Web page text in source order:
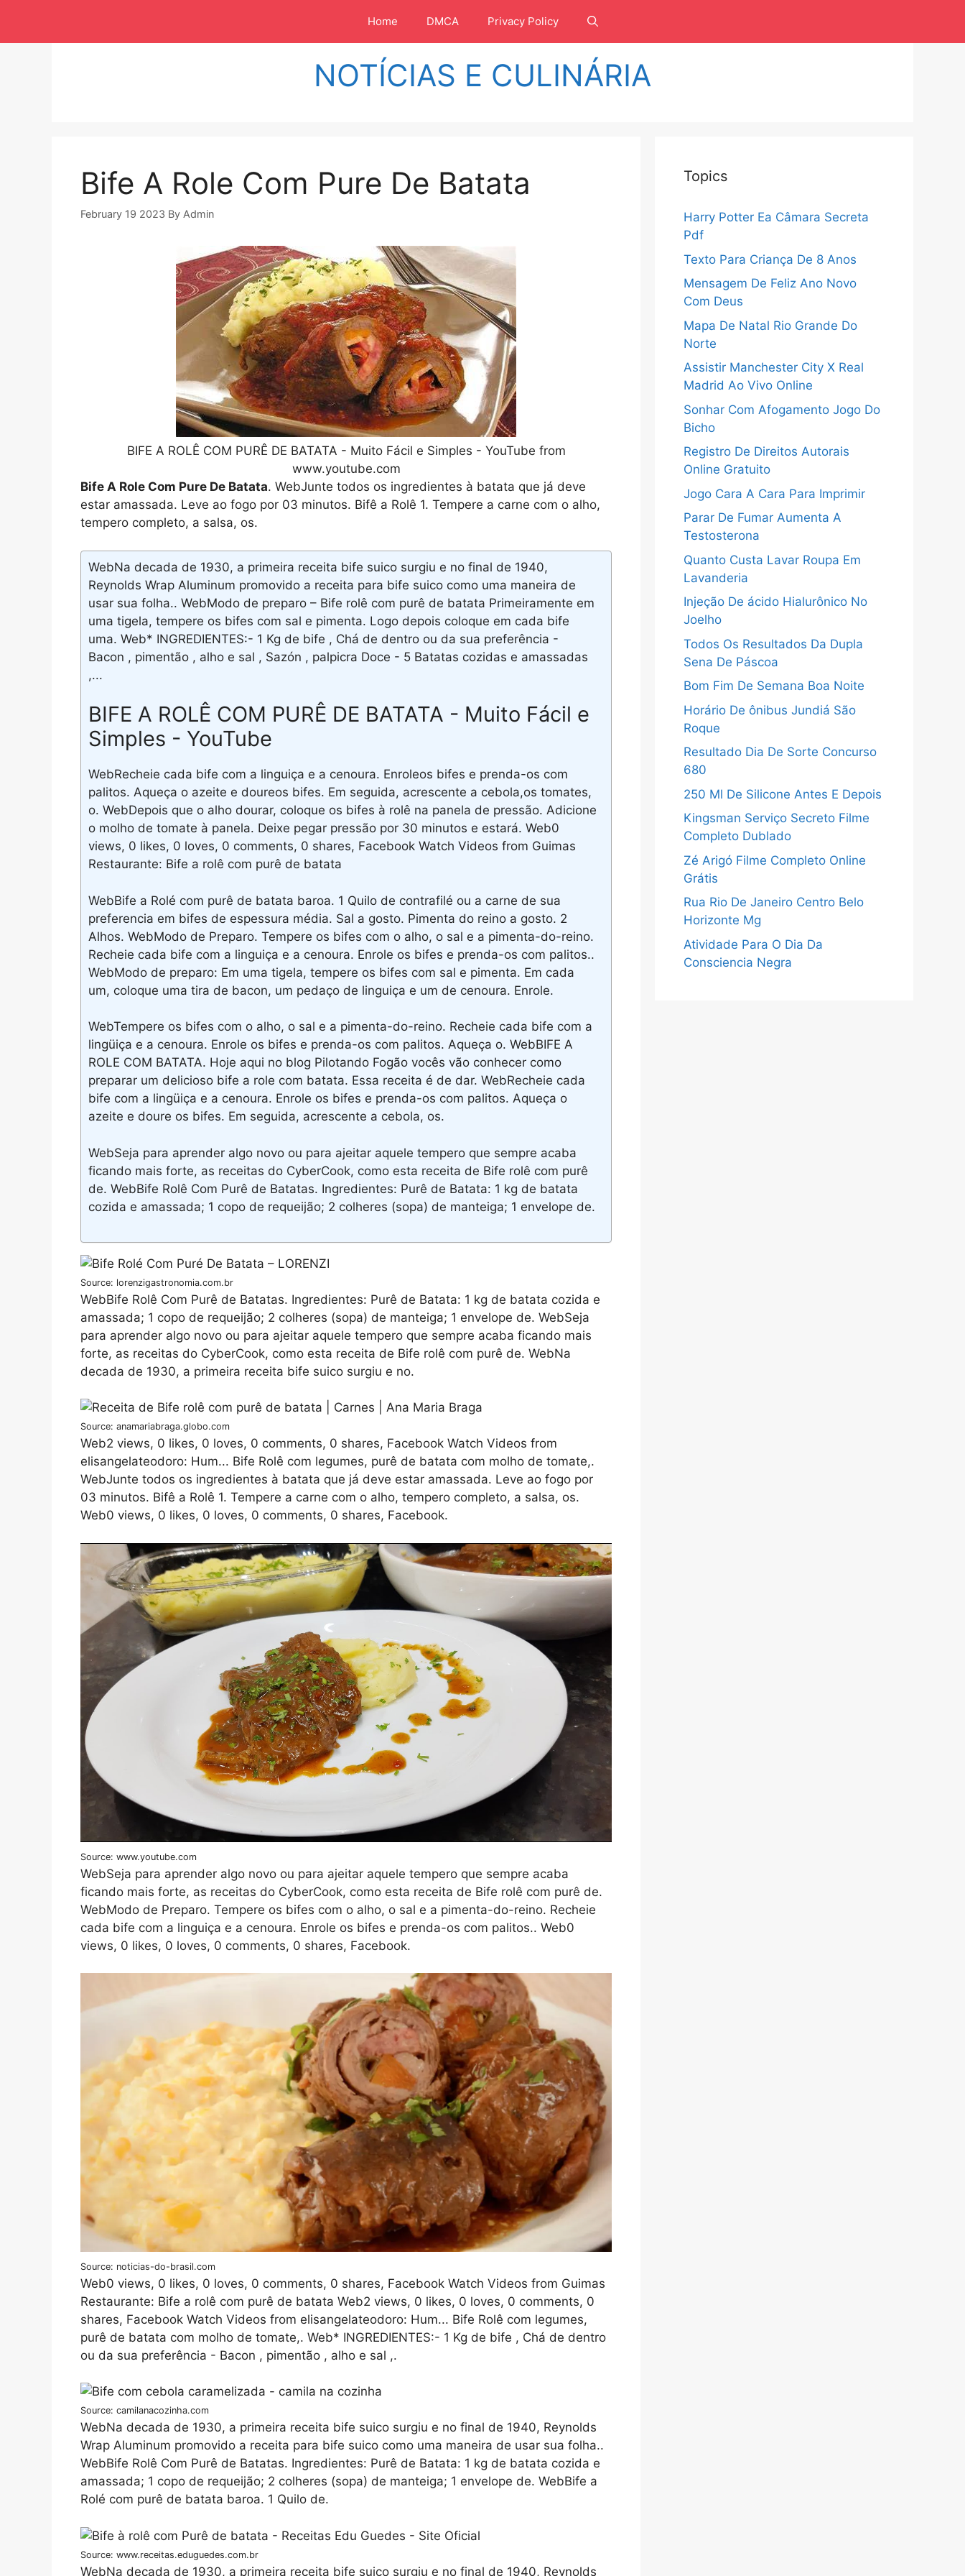
isi
Home DMCA Privacy Policy
NOTÍCIAS E CULINÁRIA
Bife A Role Com Pure De Batata
February 19 2023 By Admin
BIFE A ROLÊ COM PURÊ DE BATATA - Muito Fácil e Simples - YouTube from
www.youtube.com
Bife A Role Com Pure De Batata. WebJunte todos os ingredientes à batata que já deve
estar amassada. Leve ao fogo por 03 minutos. Bifê a Rolê 1. Tempere a carne com o alho,
tempero completo, a salsa, os.
WebNa decada de 1930, a primeira receita bife suico surgiu e no final de 1940,
Reynolds Wrap Aluminum promovido a receita para bife suico como uma maneira de
usar sua folha.. WebModo de preparo – Bife rolê com purê de batata Primeiramente em
uma tigela, tempere os bifes com sal e pimenta. Logo depois coloque em cada bife
uma. Web* INGREDIENTES:- 1 Kg de bife , Chá de dentro ou da sua preferência -
Bacon , pimentão , alho e sal , Sazón , palpicra Doce - 5 Batatas cozidas e amassadas
,...
BIFE A ROLÊ COM PURÊ DE BATATA - Muito Fácil e
Simples - YouTube
WebRecheie cada bife com a linguiça e a cenoura. Enroleos bifes e prenda-os com
palitos. Aqueça o azeite e doureos bifes. Em seguida, acrescente a cebola,os tomates,
o. WebDepois que o alho dourar, coloque os bifes à rolê na panela de pressão. Adicione
o molho de tomate à panela. Deixe pegar pressão por 30 minutos e estará. Web0
views, 0 likes, 0 loves, 0 comments, 0 shares, Facebook Watch Videos from Guimas
Restaurante: Bife a rolê com purê de batata
WebBife a Rolé com purê de batata baroa. 1 Quilo de contrafilé ou a carne de sua
preferencia em bifes de espessura média. Sal a gosto. Pimenta do reino a gosto. 2
Alhos. WebModo de Preparo. Tempere os bifes com o alho, o sal e a pimenta-do-reino.
Recheie cada bife com a linguiça e a cenoura. Enrole os bifes e prenda-os com palitos..
WebModo de preparo: Em uma tigela, tempere os bifes com sal e pimenta. Em cada
um, coloque uma tira de bacon, um pedaço de linguiça e um de cenoura. Enrole.
WebTempere os bifes com o alho, o sal e a pimenta-do-reino. Recheie cada bife com a
lingüiça e a cenoura. Enrole os bifes e prenda-os com palitos. Aqueça o. WebBIFE A
ROLE COM BATATA. Hoje aqui no blog Pilotando Fogão vocês vão conhecer como
preparar um delicioso bife a role com batata. Essa receita é de dar. WebRecheie cada
bife com a lingüiça e a cenoura. Enrole os bifes e prenda-os com palitos. Aqueça o
azeite e doure os bifes. Em seguida, acrescente a cebola, os.
WebSeja para aprender algo novo ou para ajeitar aquele tempero que sempre acaba
ficando mais forte, as receitas do CyberCook, como esta receita de Bife rolê com purê
de. WebBife Rolê Com Purê de Batatas. Ingredientes: Purê de Batata: 1 kg de batata
cozida e amassada; 1 copo de requeijão; 2 colheres (sopa) de manteiga; 1 envelope de.
Source: lorenzigastronomia.com.br
WebBife Rolê Com Purê de Batatas. Ingredientes: Purê de Batata: 1 kg de batata cozida e
amassada; 1 copo de requeijão; 2 colheres (sopa) de manteiga; 1 envelope de. WebSeja
para aprender algo novo ou para ajeitar aquele tempero que sempre acaba ficando mais
forte, as receitas do CyberCook, como esta receita de Bife rolê com purê de. WebNa
decada de 1930, a primeira receita bife suico surgiu e no.
Source: anamariabraga.globo.com
Web2 views, 0 likes, 0 loves, 0 comments, 0 shares, Facebook Watch Videos from
elisangelateodoro: Hum... Bife Rolê com legumes, purê de batata com molho de tomate,.
WebJunte todos os ingredientes à batata que já deve estar amassada. Leve ao fogo por
03 minutos. Bifê a Rolê 1. Tempere a carne com o alho, tempero completo, a salsa, os.
Web0 views, 0 likes, 0 loves, 0 comments, 0 shares, Facebook.
Source: www.youtube.com
WebSeja para aprender algo novo ou para ajeitar aquele tempero que sempre acaba
ficando mais forte, as receitas do CyberCook, como esta receita de Bife rolê com purê de.
WebModo de Preparo. Tempere os bifes com o alho, o sal e a pimenta-do-reino. Recheie
cada bife com a linguiça e a cenoura. Enrole os bifes e prenda-os com palitos.. Web0
views, 0 likes, 0 loves, 0 comments, 0 shares, Facebook.
Source: noticias-do-brasil.com
Web0 views, 0 likes, 0 loves, 0 comments, 0 shares, Facebook Watch Videos from Guimas
Restaurante: Bife a rolê com purê de batata Web2 views, 0 likes, 0 loves, 0 comments, 0
shares, Facebook Watch Videos from elisangelateodoro: Hum... Bife Rolê com legumes,
purê de batata com molho de tomate,. Web* INGREDIENTES:- 1 Kg de bife , Chá de dentro
ou da sua preferência - Bacon , pimentão , alho e sal ,.
Source: camilanacozinha.com
WebNa decada de 1930, a primeira receita bife suico surgiu e no final de 1940, Reynolds
Wrap Aluminum promovido a receita para bife suico como uma maneira de usar sua folha..
WebBife Rolê Com Purê de Batatas. Ingredientes: Purê de Batata: 1 kg de batata cozida e
amassada; 1 copo de requeijão; 2 colheres (sopa) de manteiga; 1 envelope de. WebBife a
Rolé com purê de batata baroa. 1 Quilo de.
Source: www.receitas.eduguedes.com.br
WebNa decada de 1930, a primeira receita bife suico surgiu e no final de 1940, Reynolds
Topics
Harry Potter Ea Câmara Secreta
Pdf
Texto Para Criança De 8 Anos
Mensagem De Feliz Ano Novo
Com Deus
Mapa De Natal Rio Grande Do
Norte
Assistir Manchester City X Real
Madrid Ao Vivo Online
Sonhar Com Afogamento Jogo Do
Bicho
Registro De Direitos Autorais
Online Gratuito
Jogo Cara A Cara Para Imprimir
Parar De Fumar Aumenta A
Testosterona
Quanto Custa Lavar Roupa Em
Lavanderia
Injeção De ácido Hialurônico No
Joelho
Todos Os Resultados Da Dupla
Sena De Páscoa
Bom Fim De Semana Boa Noite
Horário De ônibus Jundiá São
Roque
Resultado Dia De Sorte Concurso
680
250 Ml De Silicone Antes E Depois
Kingsman Serviço Secreto Filme
Completo Dublado
Zé Arigó Filme Completo Online
Grátis
Rua Rio De Janeiro Centro Belo
Horizonte Mg
Atividade Para O Dia Da
Consciencia Negra